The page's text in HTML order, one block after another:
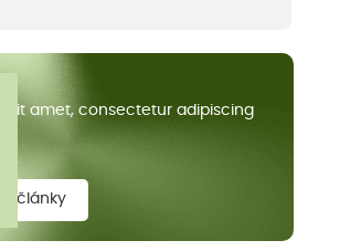
sit amet, consectetur adipiscing
články